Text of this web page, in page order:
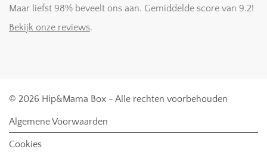
Maar liefst 98% beveelt ons aan. Gemiddelde score van 9.2!
Bekijk onze reviews.
© 2026 Hip&Mama Box - Alle rechten voorbehouden
Algemene Voorwaarden
Cookies